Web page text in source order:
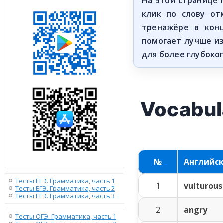
Тесты ЕГЭ. Грамматика, часть 1
Тесты ЕГЭ. Грамматика, часть 2
Тесты ЕГЭ. Грамматика, часть 3
Тесты ОГЭ. Грамматика, часть 1
клик по слову
тренажёре в
помогает лучше
для более
№
1 vulturous
2 angry